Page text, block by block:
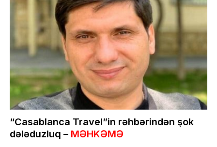
“Casablanca Travel”in rəhbərindən şok
dələduzluq – MƏHKƏMƏ